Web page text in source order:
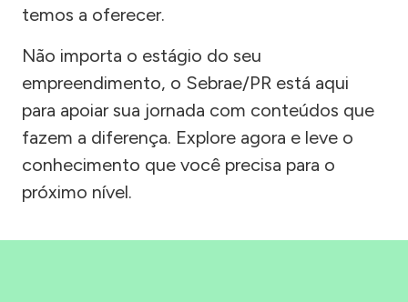
temos a oferecer.
Não importa o estágio do seu
empreendimento, o Sebrae/PR está aqui
para apoiar sua jornada com conteúdos que
fazem a diferença. Explore agora e leve o
conhecimento que você precisa para o
próximo nível.